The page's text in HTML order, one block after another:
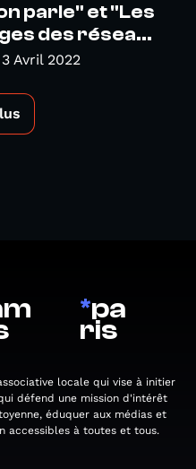
parle" et "Les
des résea...
Avril 2022
*pa
ris
locale qui vise à initier
défend une mission d'intérêt
éduquer aux médias et
accessibles à toutes et tous.